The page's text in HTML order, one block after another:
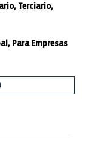
Terciario,
Para Empresas